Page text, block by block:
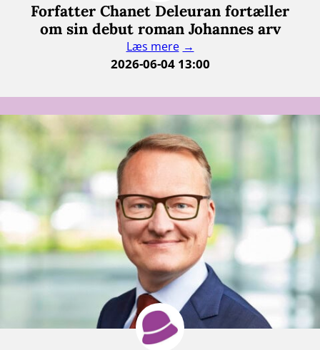
Forfatter Chanet Deleuran fortæller
om sin debut roman Johannes arv
Læs mere
2026-06-04 13:00